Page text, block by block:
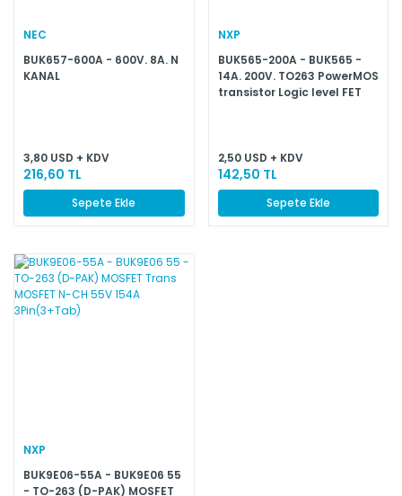
NEC
BUK657-600A - 600V. 8A. N
KANAL
3,80 USD + KDV
216,60 TL
Sepete Ekle
NXP
BUK565-200A - BUK565 -
14A. 200V. TO263 PowerMOS
transistor Logic level FET
2,50 USD + KDV
142,50 TL
Sepete Ekle
NXP
BUK9E06-55A - BUK9E06 55
- TO-263 (D-PAK) MOSFET